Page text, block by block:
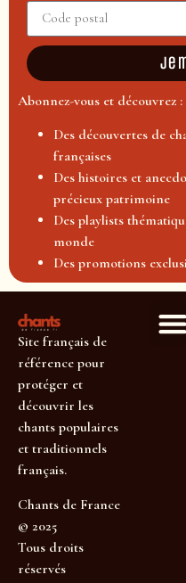
Je
Abonnez-vous et découvrez :
Des découvertes de
françaises
Des histoires et
précieux patrimoine
Des playlists
monde
Des promotions
Site français de
référence pour
protéger et
découvrir les
chants populaires
et traditionnels
français.
Chants de France
© 2025
Tous droits
réservés